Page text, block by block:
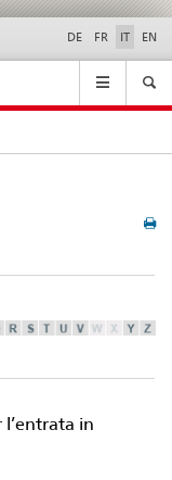
DE FR IT EN
in